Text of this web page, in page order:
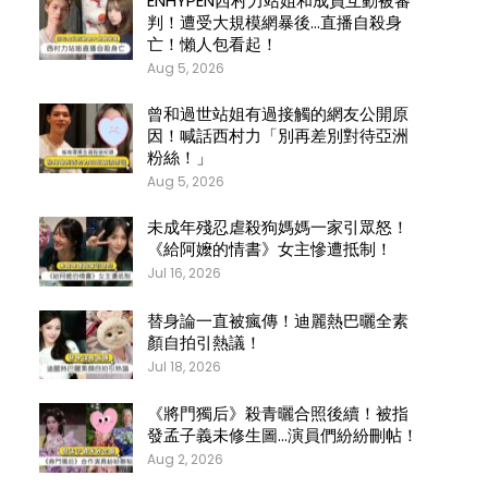
判！遭受大規模網暴後…直播自殺身
亡！懶人包看起！
Aug 5, 2026
曾和過世站姐有過接觸的網友公開原
因！喊話西村力「別再差別對待亞洲
粉絲！」
Aug 5, 2026
未成年殘忍虐殺狗媽媽一家引眾怒！
《給阿嬤的情書》女主慘遭抵制！
Jul 16, 2026
替身論一直被瘋傳！迪麗熱巴曬全素
顏自拍引熱議！
Jul 18, 2026
《將門獨后》殺青曬合照後續！被指
發孟子義未修生圖…演員們紛紛刪帖！
Aug 2, 2026